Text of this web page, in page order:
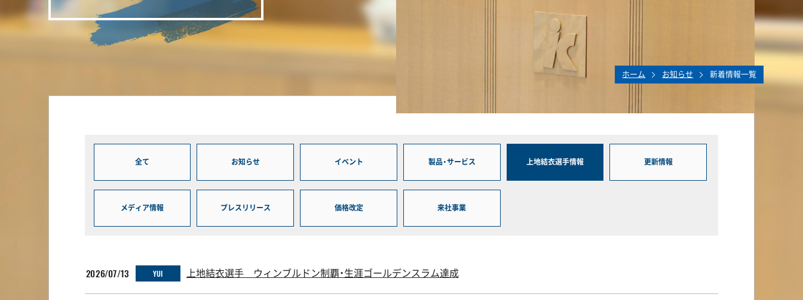
ホーム お知らせ 新着情報一覧
全て お知らせ イベント 製品・サービス 上地結衣選手情報 更新情報
メディア情報 プレスリリース 価格改定 来社事業
2026/07/13 YUI 上地結衣選手 ウィンブルドン制覇・生涯ゴールデンスラム達成